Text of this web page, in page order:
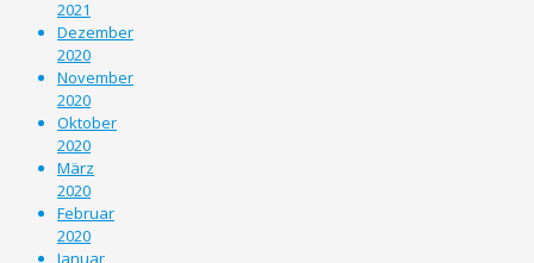
2021
Dezember
2020
November
2020
Oktober
2020
März
2020
Februar
2020
Januar